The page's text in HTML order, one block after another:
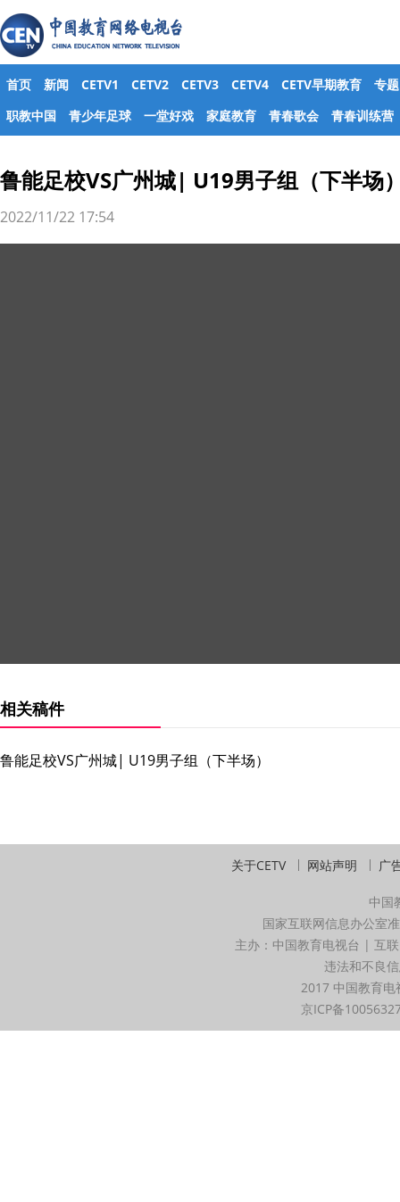
首页 新闻 CETV1 CETV2 CETV3 CETV4 CETV早期教育
专题
职教中国
青少年足球 一堂好戏 家庭教育 青春歌会 青春训练营
鲁能足校VS广州城| U19男子组（下半场
2022/11/22 17:54
相关稿件
鲁能足校VS广州城| U19男子组（下半场）
关于CETV 网站声明 广
中国
国家互联网信息办公室
主办：中国教育电视台 | 互
违法和不良
2017 中国教育
京ICP备